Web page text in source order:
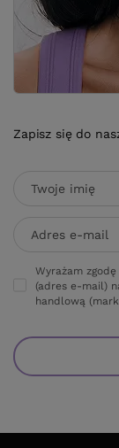
Zapisz się do
Twoje imię
Adres e-mail
Wyrażam
(adres e-mail)
handlową